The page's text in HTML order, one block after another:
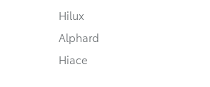
Hilux
Alphard
Hiace